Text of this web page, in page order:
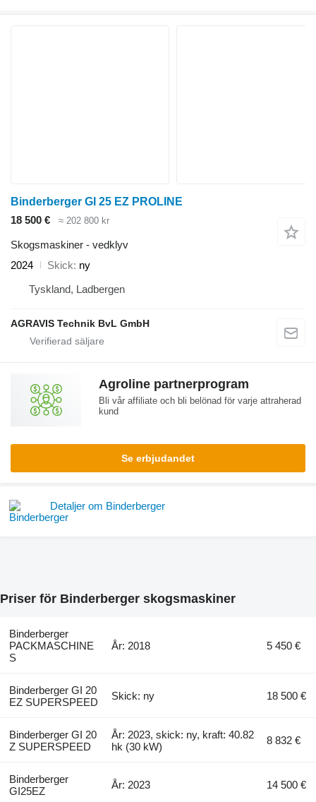
Binderberger GI 25 EZ PROLINE
18 500 €
≈ 202 800 kr
Skogsmaskiner - vedklyv
2024
Skick ny
Tyskland, Ladbergen
AGRAVIS Technik BvL GmbH
Agroline partnerprogram
Bli vår affiliate och bli belönad för varje attraherad
kund
Se erbjudandet
Detaljer om Binderberger
Priser för Binderberger skogsmaskiner
Binderberger
PACKMASCHINE
S
År: 2018 5 450 €
Binderberger GI 20
EZ SUPERSPEED
Skick: ny 18 500 €
Binderberger GI 20
Z SUPERSPEED
År: 2023, skick: ny, kraft: 40.82
hk (30 kW)
8 832 €
Binderberger
GI25EZ
År: 2023 14 500 €